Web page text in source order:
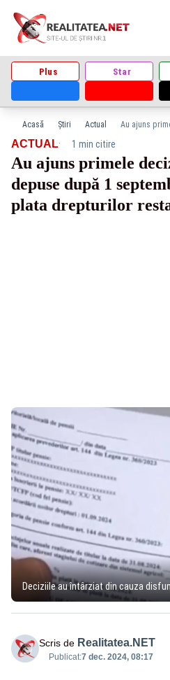
Plus Star
Acasă Știri Actual
ACTUAL· 1 min citire
Au ajuns primele
depuse după 1
plata drepturilor
Deciziile au întârziat din cauza
Scris de Realitatea.NET
Publicat:7 dec. 2024, 08:17